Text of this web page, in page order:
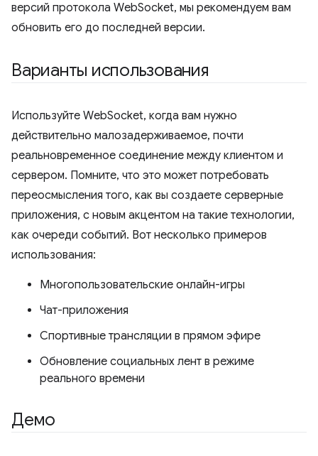
версий протокола WebSocket, мы рекомендуем вам
обновить его до последней версии.
Варианты использования
Используйте WebSocket, когда вам нужно
действительно малозадерживаемое, почти
реальновременное соединение между клиентом и
сервером. Помните, что это может потребовать
переосмысления того, как вы создаете серверные
приложения, с новым акцентом на такие технологии,
как очереди событий. Вот несколько примеров
использования:
Многопользовательские онлайн-игры
Чат-приложения
Спортивные трансляции в прямом эфире
Обновление социальных лент в режиме
реального времени
Демо